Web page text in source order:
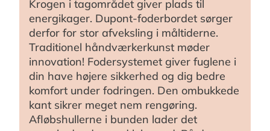
Krogen i tagområdet giver plads til
energikager. Dupont-foderbordet sørger
derfor for stor afveksling i måltiderne.
Traditionel håndværkerkunst møder
innovation! Fodersystemet giver fuglene i
din have højere sikkerhed og dig bedre
komfort under fodringen. Den ombukkede
kant sikrer meget nem rengøring.
Afløbshullerne i bunden lader det